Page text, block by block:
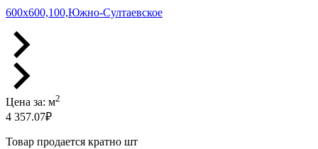
600х600,100,Южно-Султаевское
Цена за: м2
4 357.07₽
Товар продается кратно шт